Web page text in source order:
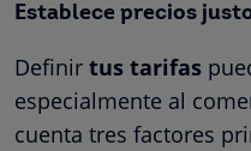
Establece precios
Definir tus tarifas
especialmente al
cuenta tres factores